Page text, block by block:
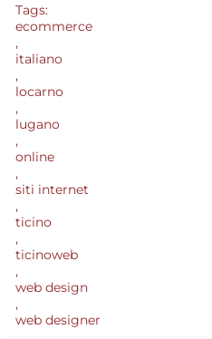
Tags:
ecommerce
,
italiano
,
locarno
,
lugano
,
online
,
siti internet
,
ticino
,
ticinoweb
,
web design
,
web designer